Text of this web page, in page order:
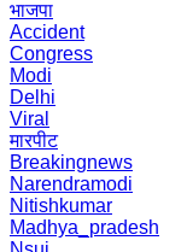
भाजपा
Accident
Congress
Modi
Delhi
Viral
मारपीट
Breakingnews
Narendramodi
Nitishkumar
Madhya_pradesh